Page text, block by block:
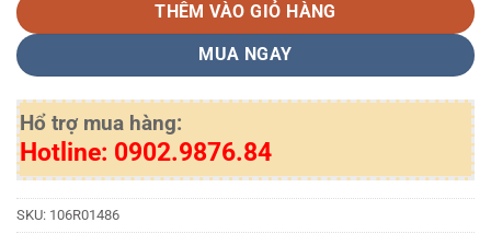
THÊM VÀO GIỎ HÀNG
MUA NGAY
Hổ trợ mua hàng:
Hotline: 0902.9876.84
SKU: 106R01486